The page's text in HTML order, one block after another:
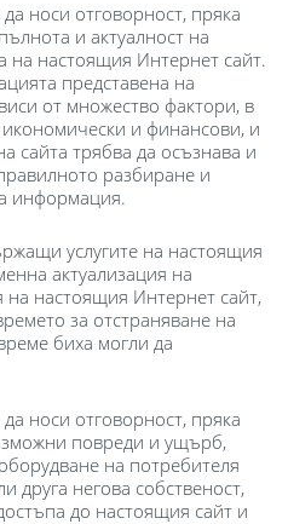
носи отговорност, пряка
и актуалност на
на настоящия Интернет сайт.
представена на
от множество фактори, в
и финансови, и
сайта трябва да осъзнава и
разбиране и
информация.
услугите на настоящия
актуализация на
настоящия Интернет сайт,
за отстраняване на
биха могли да
носи отговорност, пряка
повреди и ущърб,
на потребителя
друга негова собственост,
до настоящия сайт и